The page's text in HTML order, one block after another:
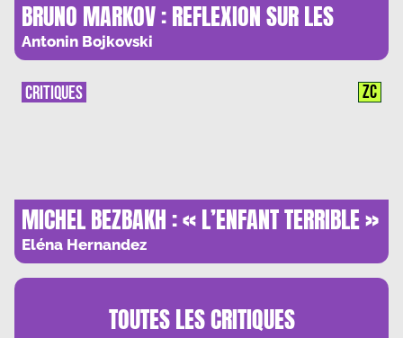
BRUNO MARKOV : REFLEXION SUR LES
PARADOXES DU PROGRES
Antonin Bojkovski
MICHEL BEZBAKH : « L’ENFANT TERRIBLE »
DU XXIE SIECLE ?
Eléna Hernandez
CRITIQUES ZC
TOUTES LESCRITIQUES